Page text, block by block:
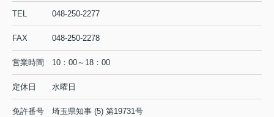
TEL 048-250-2277
FAX 048-250-2278
営業時間 10：00～18：00
定休日 水曜日
免許番号 埼玉県知事 (5) 第19731号